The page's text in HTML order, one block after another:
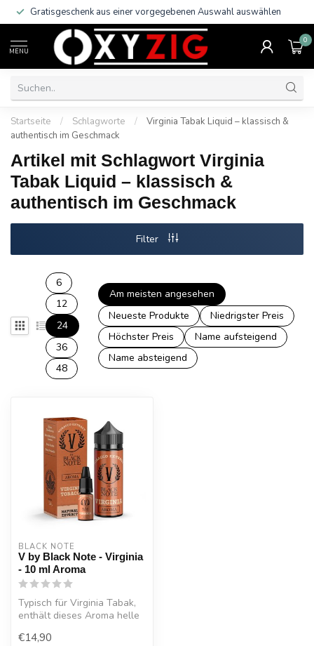
Gratisgeschenk aus einer vorgegebenen Auswahl auswählen
MENU
0
Startseite / Schlagworte /
Virginia Tabak Liquid – klassisch &
authentisch im Geschmack
Artikel mit Schlagwort Virginia
Tabak Liquid – klassisch &
authentisch im Geschmack
Filter
6
12
24
36
48
Am meisten angesehen
Neueste Produkte
Niedrigster Preis
Höchster Preis
Name aufsteigend
Name absteigend
BLACK NOTE
V by Black Note - Virginia
- 10 ml Aroma
Typisch für Virginia Tabak,
enthält dieses Aroma helle
€14,90